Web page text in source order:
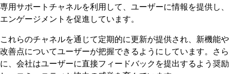
専用サポートチャネルを利用して、ユーザーに情報を提供し、
エンゲージメントを促進しています。
これらのチャネルを通じて定期的に更新が提供され、新機能や
改善点についてユーザーが把握できるようにしています。さら
に、会社はユーザーに直接フィードバックを提出するよう奨励